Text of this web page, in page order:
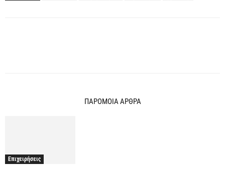
ΠΑΡΟΜΟΙΑ ΑΡΘΡΑ
Επιχειρήσεις